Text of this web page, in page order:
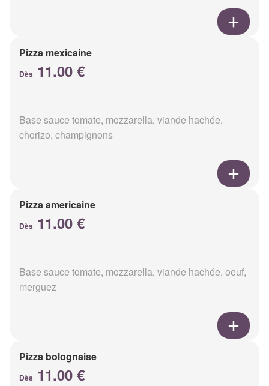
Pizza mexicaine
Dès 11.00 €
Base sauce tomate, mozzarella, viande hachée,
chorizo, champignons
Pizza americaine
Dès 11.00 €
Base sauce tomate, mozzarella, viande hachée, oeuf,
merguez
Pizza bolognaise
Dès 11.00 €